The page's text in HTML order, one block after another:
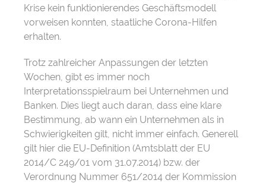
Krise kein funktionierendes Geschäftsmodell
vorweisen konnten, staatliche Corona-Hilfen
erhalten.
Trotz zahlreicher Anpassungen der letzten
Wochen, gibt es immer noch
Interpretationsspielraum bei Unternehmen und
Banken. Dies liegt auch daran, dass eine klare
Bestimmung, ab wann ein Unternehmen als in
Schwierigkeiten gilt, nicht immer einfach. Generell
gilt hier die EU-Definition (Amtsblatt der EU
2014/C 249/01 vom 31.07.2014) bzw. der
Verordnung Nummer 651/2014 der Kommission